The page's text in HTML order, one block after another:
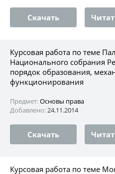
Скачать
Курсовая работа по теме
Национального собрания
порядок образования,
функционирования
Предмет:Основы права
Добавлено:24.11.2014
Скачать
Курсовая работа по теме